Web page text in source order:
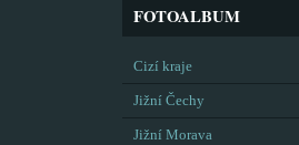
FOTOALBUM
Cizí kraje
Jižní Čechy
Jižní Morava